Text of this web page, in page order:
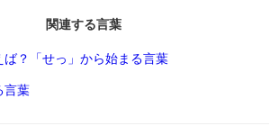
関連する言葉
ば？ 「せっ」から始まる言葉
言葉